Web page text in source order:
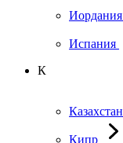
Иордания
Испания
К
Казахстан
Кипр